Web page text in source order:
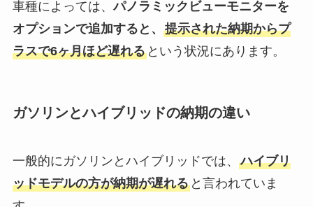
車種によっては、パノラミックビューモニターを
オプションで追加すると、 提示された納期からプ
ラスで6ヶ月ほど遅れるという状況にあります。
ガソリンとハイブリッドの納期の違い
一般的にガソリンとハイブリッドでは、 ハイブリ
ッドモデルの方が納期が遅れると言われていま